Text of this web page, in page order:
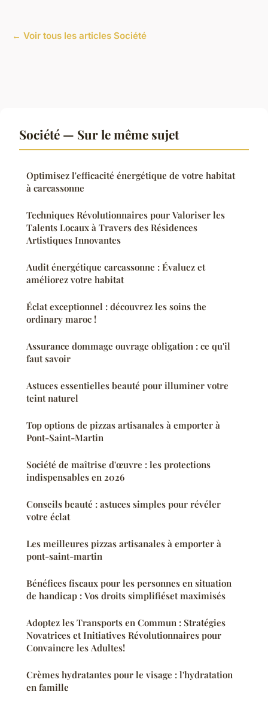
← Voir tous les articles Société
Société — Sur le même sujet
Optimisez l'efficacité énergétique de votre habitat
à carcassonne
Techniques Révolutionnaires pour Valoriser les
Talents Locaux à Travers des Résidences
Artistiques Innovantes
Audit énergétique carcassonne : Évaluez et
améliorez votre habitat
Éclat exceptionnel : découvrez les soins the
ordinary maroc !
Assurance dommage ouvrage obligation : ce qu'il
faut savoir
Astuces essentielles beauté pour illuminer votre
teint naturel
Top options de pizzas artisanales à emporter à
Pont-Saint-Martin
Société de maîtrise d'œuvre : les protections
indispensables en 2026
Conseils beauté : astuces simples pour révéler
votre éclat
Les meilleures pizzas artisanales à emporter à
pont-saint-martin
Bénéfices fiscaux pour les personnes en situation
de handicap : Vos droits simplifiéset maximisés
Adoptez les Transports en Commun : Stratégies
Novatrices et Initiatives Révolutionnaires pour
Convaincre les Adultes!
Crèmes hydratantes pour le visage : l'hydratation
en famille